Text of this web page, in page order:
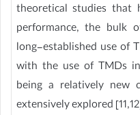
theoretical studies that
performance, the bulk
long-established use of
with the use of TMDs
being a relatively new
extensively explored